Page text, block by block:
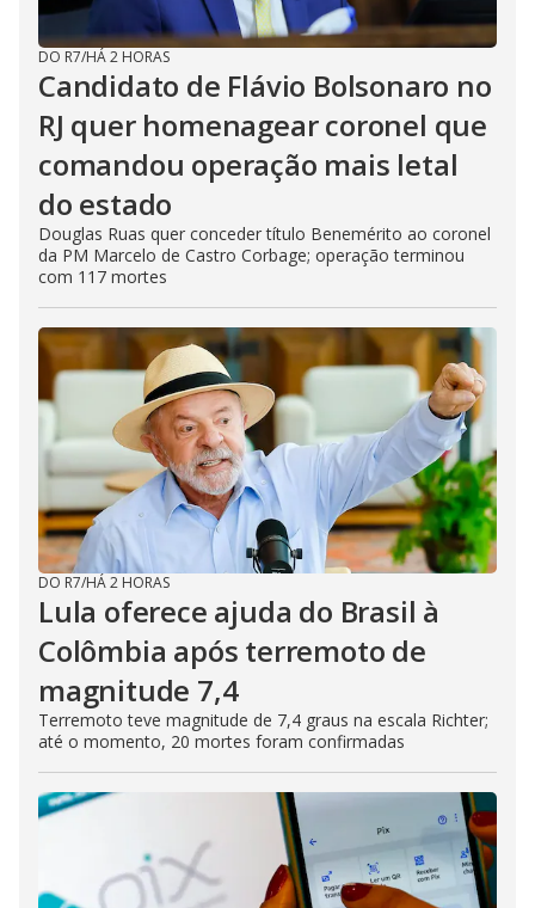
DO R7/HÁ 2 HORAS
Candidato de Flávio Bolsonaro no
RJ quer homenagear coronel que
comandou operação mais letal
do estado
Douglas Ruas quer conceder título Benemérito ao coronel
da PM Marcelo de Castro Corbage; operação terminou
com 117 mortes
DO R7/HÁ 2 HORAS
Lula oferece ajuda do Brasil à
Colômbia após terremoto de
magnitude 7,4
Terremoto teve magnitude de 7,4 graus na escala Richter;
até o momento, 20 mortes foram confirmadas